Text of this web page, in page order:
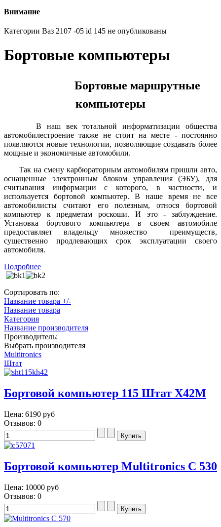
Внимание
Категории Ваз 2107 -05 id 145 не опубликованы
Бортовые компьютеры
Бортовые маршрутные
компьютеры
В наш век тотальной информатизации общества
автомобилестроение также не стоит на месте - постоянно
появляются новые технологии, позволяющие создавать более
мощные и экономичные автомобили.
Так на смену карбюраторным автомобилям пришли авто,
оснащенные электронным блоком управления (ЭБУ), для
считывания информации с которого, в частности, и
используется бортовой компьютер. В наше время не все
автомобилисты считают его полезным, относя бортовой
компьютер к предметам роскоши. И это - заблуждение.
Установка бортового компьютера в своем автомобиле
предоставляет владельцу множество
преимуществ,
существенно продлевающих срок эксплуатации своего
автомобиля.
Подробнее
Сортировать по:
Название товара +/-
Название товара
Категория
Название производителя
Производитель:
Выбрать производителя
Multitronics
Штат
Бортовой компьютер 115 Штат Х42М
Цена: 6190 руб
Отзывов: 0
Бортовой компьютер Multitronics C 530
Цена: 10000 руб
Отзывов: 0